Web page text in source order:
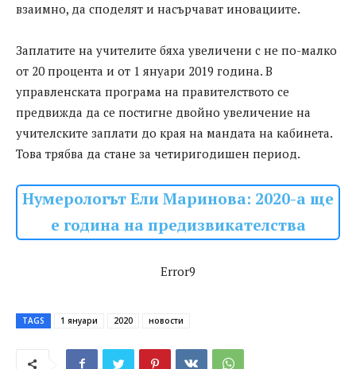
взаимно, да споделят и насърчават иновациите.
Заплатите на учителите бяха увеличени с не по-малко
от 20 процента и от 1 януари 2019 година. В
управленската програма на правителството се
предвижда да се постигне двойно увеличение на
учителските заплати до края на мандата на кабинета.
Това трябва да стане за четиригодишен период.
Нумерологът Ели Маринова: 2020-а ще
е година на предизвикателства
Error9
TAGS 1 януари 2020 новости